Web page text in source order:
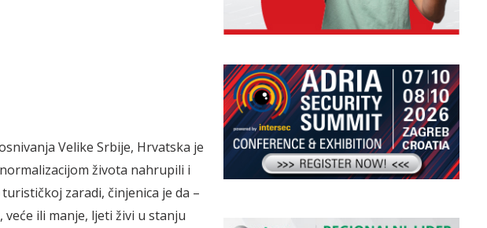
Velike Srbije, Hrvatska je
života nahrupili i
zaradi, činjenica je da –
ili manje, ljeti živi u stanju